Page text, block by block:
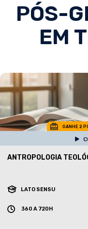
PÓS-
EM
GANHE 2
ANTROPOLOGIA
LATO SENSU
360 A 720H